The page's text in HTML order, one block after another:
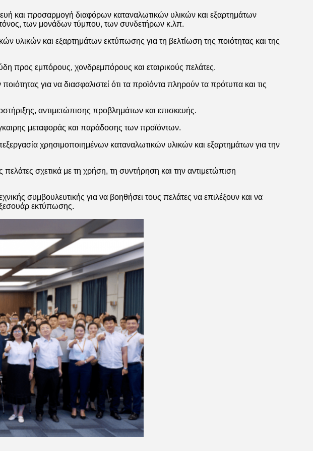
και προσαρμογή διαφόρων καταναλωτικών υλικών και εξαρτημάτων
των μονάδων τύμπου, των συνδετήρων κ.λπ.
υλικών και εξαρτημάτων εκτύπωσης για τη βελτίωση της ποιότητας και της
προς εμπόρους, χονδρεμπόρους και εταιρικούς πελάτες.
για να διασφαλιστεί ότι τα προϊόντα πληρούν τα πρότυπα και τις
αντιμετώπισης προβλημάτων και επισκευής.
μεταφοράς και παράδοσης των προϊόντων.
χρησιμοποιημένων καταναλωτικών υλικών και εξαρτημάτων για την
πελάτες σχετικά με τη χρήση, τη συντήρηση και την αντιμετώπιση
συμβουλευτικής για να βοηθήσει τους πελάτες να επιλέξουν και να
εκτύπωσης.